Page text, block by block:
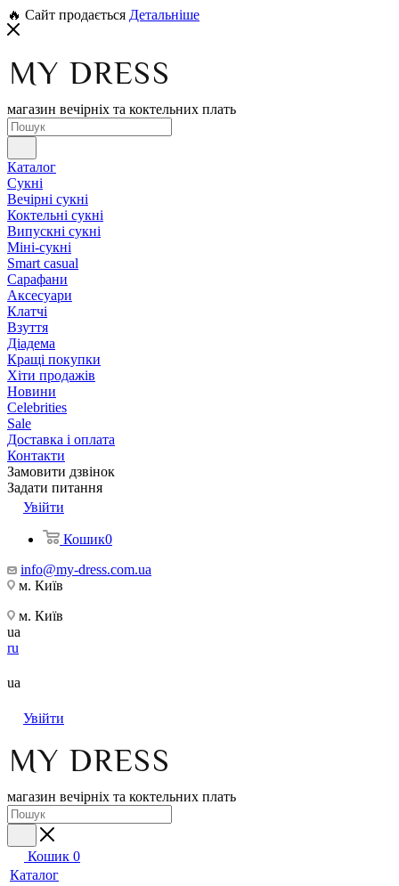
🔥 Сайт продається Детальніше
магазин вечірніх та коктельних плать
Каталог
Сукні
Вечірні сукні
Коктельні сукні
Випускні сукні
Міні-сукні
Smart casual
Сарафани
Аксесуари
Клатчі
Взуття
Діадема
Кращі покупки
Хіти продажів
Новини
Celebrities
Sale
Доставка і оплата
Контакти
Замовити дзвінок
Задати питання
Увійти
Кошик0
info@my-dress.com.ua
м. Київ
м. Київ
ua
ru
ua
Увійти
магазин вечірніх та коктельних плать
Кошик 0
Каталог